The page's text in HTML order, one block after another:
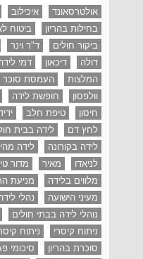
אולטרסאונד איכילוב
בחילות בהריון
ביטוח
ביקור חולים
ד"ר וינר
דולה
דיכאון דמי
המלצות
העמסת סוכר
וולפסון
חופשת לידה
חיסון
טיפת חלב
לחץ דם
לידה בבית
לידה בקורונה
לידה
לניאדו
מאיר
מדור
מלווים בלידה
מניעת
מעיני הישועה
נהלי
נוהלי לידה בבתי חולים
ניתוח קיסרי
ניתוח
סוכרת בהריון
סיכומי